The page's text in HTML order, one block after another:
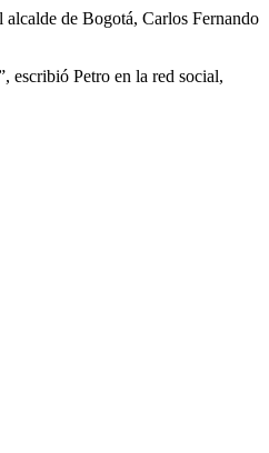
de Bogotá, Carlos Fernando
escribió Petro en la red social,